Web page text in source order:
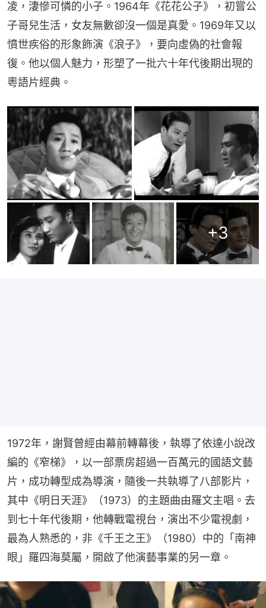
凌，淒慘可憐的小子。1964年《花花公子》，初嘗公
子哥兒生活，女友無數卻沒一個是真愛。1969年又以
憤世疾俗的形象飾演《浪子》，要向虛偽的社會報
復。他以個人魅力，形塑了一批六十年代後期出現的
粵語片經典。
+3
1972年，謝賢曾經由幕前轉幕後，執導了依達小說改
編的《窄梯》，以一部票房超過一百萬元的國語文藝
片，成功轉型成為導演，隨後一共執導了八部影片，
其中《明日天涯》（1973）的主題曲由羅文主唱。去
到七十年代後期，他轉戰電視台，演出不少電視劇，
最為人熟悉的，非《千王之王》（1980）中的「南神
眼」羅四海莫屬，開啟了他演藝事業的另一章。